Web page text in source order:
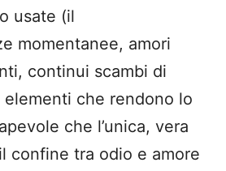
usate (il
momentanee, amori
continui scambi di
che rendono lo
che l’unica, vera
confine tra odio e amore